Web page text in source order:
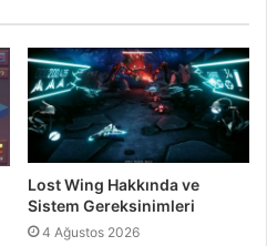
Lost Wing Hakkında ve
Sistem Gereksinimleri
4 Ağustos 2026